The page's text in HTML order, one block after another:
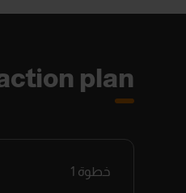
plan
خطوة 1